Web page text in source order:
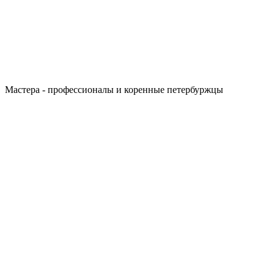
Мастера - профессионалы и коренные петербуржцы